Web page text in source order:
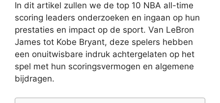
In dit artikel zullen we de top 10 NBA all-time
scoring leaders onderzoeken en ingaan op hun
prestaties en impact op de sport. Van LeBron
James tot Kobe Bryant, deze spelers hebben
een onuitwisbare indruk achtergelaten op het
spel met hun scoringsvermogen en algemene
bijdragen.